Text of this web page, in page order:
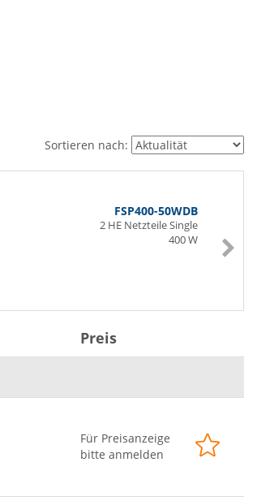
Sortieren nach:
FSP400-50WDB
2 HE Netzteile Single
400 W
Preis
Für Preisanzeige
bitte anmelden